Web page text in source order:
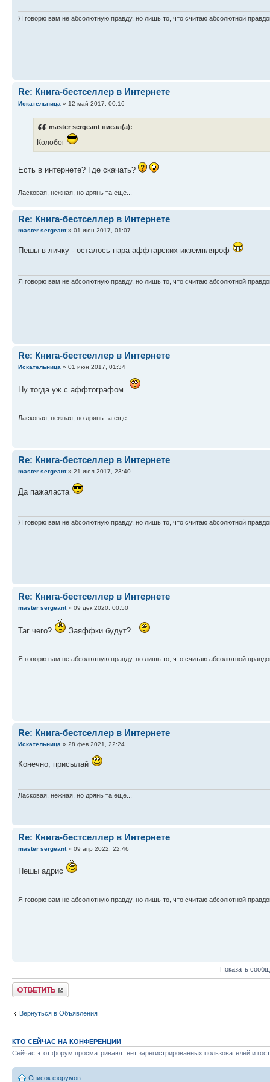
Я говорю вам не абсолютную правду, но лишь то, что считаю абсолютной
Re: Книга-бестселлер в Интернете
Искательница » 12 май 2017, 00:16
master sergeant писал(а):
Колобог
Есть в интернете? Где скачать?
Ласковая, нежная, но дрянь та еще...
Re: Книга-бестселлер в Интернете
master sergeant» 01 июн 2017, 01:07
Пешы в личку - осталось пара аффтарских икземпляроф
Я говорю вам не абсолютную правду, но лишь то, что считаю абсолютной
Re: Книга-бестселлер в Интернете
Искательница » 01 июн 2017, 01:34
Ну тогда уж с аффтографом
Ласковая, нежная, но дрянь та еще...
Re: Книга-бестселлер в Интернете
master sergeant» 21 июл 2017, 23:40
Да пажаласта
Я говорю вам не абсолютную правду, но лишь то, что считаю абсолютной
Re: Книга-бестселлер в Интернете
master sergeant» 09 дек 2020, 00:50
Таг чего? Заяффки будут?
Я говорю вам не абсолютную правду, но лишь то, что считаю абсолютной
Re: Книга-бестселлер в Интернете
Искательница » 28 фев 2021, 22:24
Конечно, присылай
Ласковая, нежная, но дрянь та еще...
Re: Книга-бестселлер в Интернете
master sergeant» 09 апр 2022, 22:46
Пешы адрис
Я говорю вам не абсолютную правду, но лишь то, что считаю абсолютной
Показать
Ответить
Вернуться в Объявления
КТО СЕЙЧАС НА КОНФЕРЕНЦИИ
Сейчас этот форум просматривают: нет зарегистрированных пользователей и
Список форумов